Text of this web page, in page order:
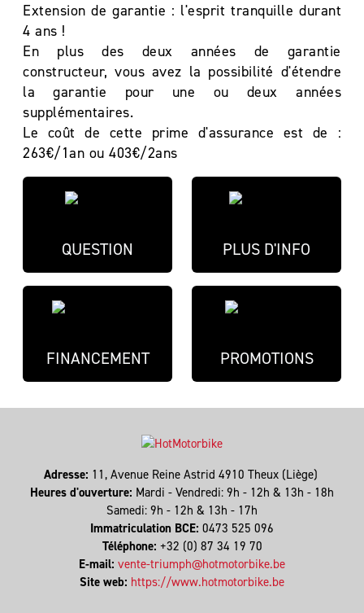
Extension de garantie : l'esprit tranquille durant
4 ans !
En plus des deux années de garantie
constructeur, vous avez la possibilité d'étendre
la garantie pour une ou deux années
supplémentaires.
Le coût de cette prime d'assurance est de :
263€/1an ou 403€/2ans
QUESTION PLUS D'INFO
FINANCEMENT PROMOTIONS
Adresse: 11, Avenue Reine Astrid 4910 Theux (Liège)
Heures d'ouverture: Mardi - Vendredi: 9h - 12h & 13h - 18h
Samedi: 9h - 12h & 13h - 17h
Immatriculation BCE: 0473 525 096
Téléphone: +32 (0) 87 34 19 70
E-mail: vente-triumph@hotmotorbike.be
Site web: https://www.hotmotorbike.be